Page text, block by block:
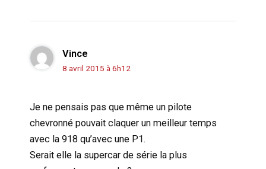
Vince
8 avril 2015 à 6h12
Je ne pensais pas que même un pilote
chevronné pouvait claquer un meilleur temps
avec la 918 qu’avec une P1.
Serait elle la supercar de série la plus